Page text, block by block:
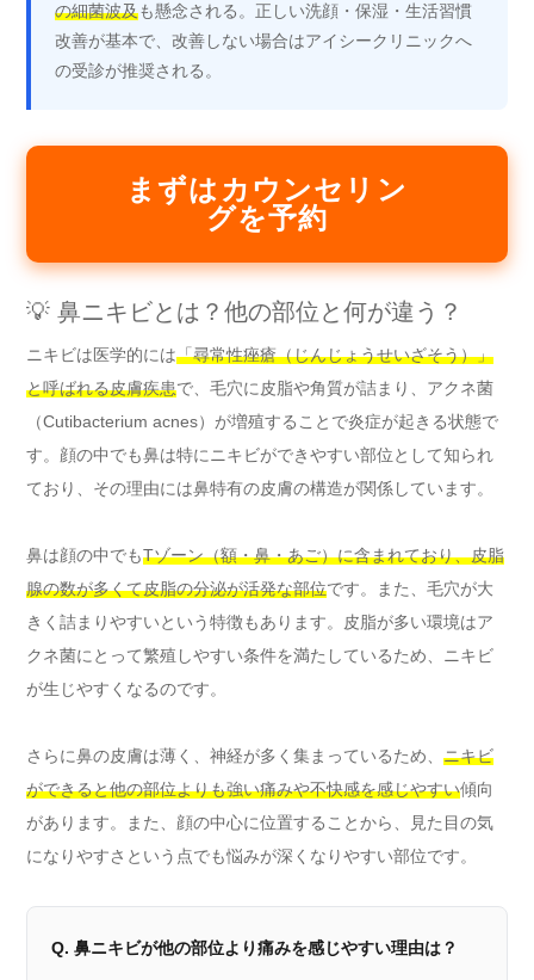
の細菌波及も懸念される。正しい洗顔・保湿・生活習慣
改善が基本で、改善しない場合はアイシークリニックへ
の受診が推奨される。
まずはカウンセリン
グを予約
💡 鼻ニキビとは？他の部位と何が違う？
ニキビは医学的には「尋常性痤瘡（じんじょうせいざそう）」
と呼ばれる皮膚疾患で、毛穴に皮脂や角質が詰まり、アクネ菌
（Cutibacterium acnes）が増殖することで炎症が起きる状態で
す。顔の中でも鼻は特にニキビができやすい部位として知られ
ており、その理由には鼻特有の皮膚の構造が関係しています。
鼻は顔の中でもTゾーン（額・鼻・あご）に含まれており、皮脂
腺の数が多くて皮脂の分泌が活発な部位です。また、毛穴が大
きく詰まりやすいという特徴もあります。皮脂が多い環境はア
クネ菌にとって繁殖しやすい条件を満たしているため、ニキビ
が生じやすくなるのです。
さらに鼻の皮膚は薄く、神経が多く集まっているため、 ニキビ
ができると他の部位よりも強い痛みや不快感を感じやすい傾向
があります。また、顔の中心に位置することから、見た目の気
になりやすさという点でも悩みが深くなりやすい部位です。
Q. 鼻ニキビが他の部位より痛みを感じやすい理由は？